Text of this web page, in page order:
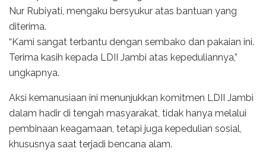
Nur Rubiyati, mengaku bersyukur atas bantuan yang
diterima.
“Kami sangat terbantu dengan sembako dan pakaian ini.
Terima kasih kepada LDII Jambi atas kepeduliannya,”
ungkapnya.
Aksi kemanusiaan ini menunjukkan komitmen LDII Jambi
dalam hadir di tengah masyarakat, tidak hanya melalui
pembinaan keagamaan, tetapi juga kepedulian sosial,
khususnya saat terjadi bencana alam.